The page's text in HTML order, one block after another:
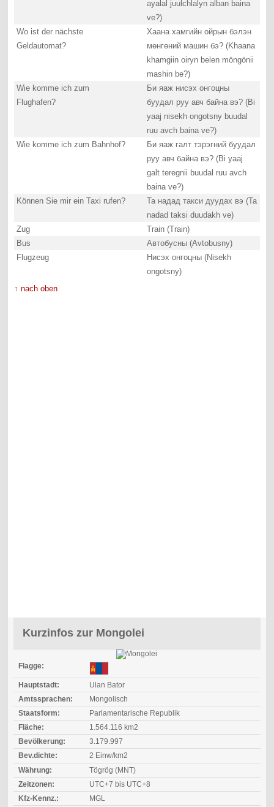
ayalal juulchlalyn alban baina
ve?)
Wo ist der nächste
Geldautomat?
Хаана хамгийн ойрын бэлэн
мөнгөний машин бэ? (Khaana
khamgiin oiryn belen möngönii
mashin be?)
Wie komme ich zum
Flughafen?
Би яаж нисэх онгоцны
буудал руу авч байна вэ? (Bi
yaaj nisekh ongotsny buudal
ruu avch baina ve?)
Wie komme ich zum Bahnhof?
Би яаж галт тэрэгний буудал
руу авч байна вэ? (Bi yaaj
galt teregnii buudal ruu avch
baina ve?)
Können Sie mir ein Taxi rufen?
Та надад такси дуудах вэ (Ta
nadad taksi duudakh ve)
Zug
Train (Train)
Bus
Автобусны (Avtobusny)
Flugzeug
Нисэх онгоцны (Nisekh
ongotsny)
↑ nach oben
Kurzinfos zur Mongolei
Flagge:
Hauptstadt:
Ulan Bator
Amtssprachen:
Mongolisch
Staatsform:
Parlamentarische Republik
Fläche:
1.564.116 km2
Bevölkerung:
3.179.997
Bev.dichte:
2 Einw/km2
Währung:
Tögrög (MNT)
Zeitzonen:
UTC+7 bis UTC+8
Kfz-Kennz.:
MGL